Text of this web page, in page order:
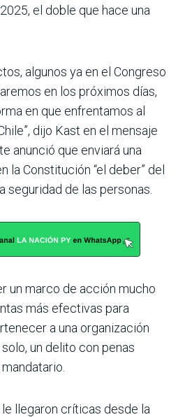
el doble que hace una
algunos ya en el Congreso
en los próximos días,
en que enfrentamos al
dijo Kast en el mensaje
anunció que enviará una
la Constitución “el deber” del
seguridad de las personas.
un marco de acción mucho
más efectivas para
a una organización
un delito con penas
llegaron críticas desde la